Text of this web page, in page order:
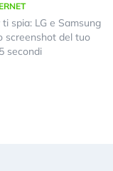
spia: LG e Samsung
screenshot del tuo
secondi